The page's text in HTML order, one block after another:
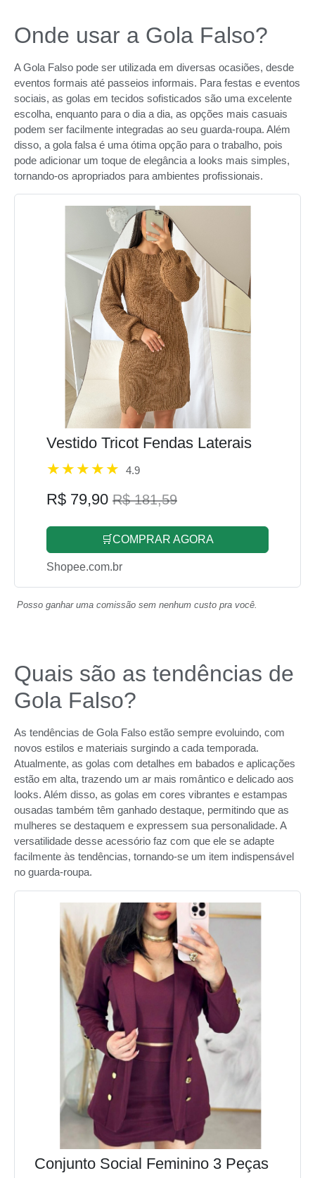
Onde usar a Gola Falso?
A Gola Falso pode ser utilizada em diversas ocasiões, desde
eventos formais até passeios informais. Para festas e eventos
sociais, as golas em tecidos sofisticados são uma excelente
escolha, enquanto para o dia a dia, as opções mais casuais
podem ser facilmente integradas ao seu guarda-roupa. Além
disso, a gola falsa é uma ótima opção para o trabalho, pois
pode adicionar um toque de elegância a looks mais simples,
tornando-os apropriados para ambientes profissionais.
Vestido Tricot Fendas Laterais
4.9
R$ 79,90 R$ 181,59
🛒COMPRAR AGORA
Shopee.com.br
Posso ganhar uma comissão sem nenhum custo pra você.
Quais são as tendências de
Gola Falso?
As tendências de Gola Falso estão sempre evoluindo, com
novos estilos e materiais surgindo a cada temporada.
Atualmente, as golas com detalhes em babados e aplicações
estão em alta, trazendo um ar mais romântico e delicado aos
looks. Além disso, as golas em cores vibrantes e estampas
ousadas também têm ganhado destaque, permitindo que as
mulheres se destaquem e expressem sua personalidade. A
versatilidade desse acessório faz com que ele se adapte
facilmente às tendências, tornando-se um item indispensável
no guarda-roupa.
Conjunto Social Feminino 3 Peças